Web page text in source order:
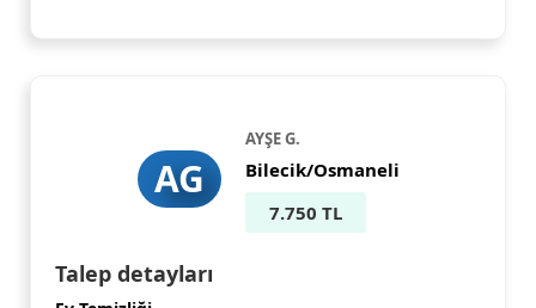
AG
AYŞE G.
Bilecik/Osmaneli
7.750 TL
Talep detayları